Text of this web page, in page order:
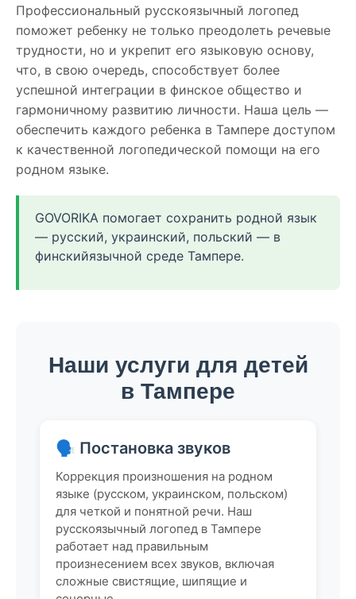
Профессиональный русскоязычный логопед
поможет ребенку не только преодолеть речевые
трудности, но и укрепит его языковую основу,
что, в свою очередь, способствует более
успешной интеграции в финское общество и
гармоничному развитию личности. Наша цель —
обеспечить каждого ребенка в Тампере доступом
к качественной логопедической помощи на его
родном языке.
GOVORIKA помогает сохранить родной язык
— русский, украинский, польский — в
финскийязычной среде Тампере.
Наши услуги для детей
в Тампере
🗣 Постановка звуков
Коррекция произношения на родном
языке (русском, украинском, польском)
для четкой и понятной речи. Наш
русскоязычный логопед в Тампере
работает над правильным
произнесением всех звуков, включая
сложные свистящие, шипящие и